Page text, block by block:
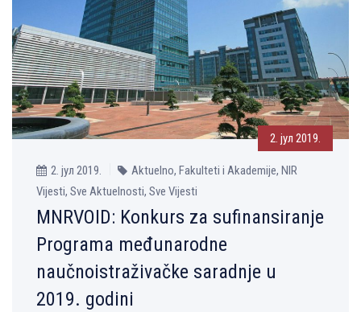
2. јул 2019.
2. јул 2019.
Aktuelno, Fakulteti i Akademije, NIR
Vijesti, Sve Aktuelnosti, Sve Vijesti
MNRVOID: Konkurs za sufinansiranje
Programa međunarodne
naučnoistraživačke saradnje u
2019. godini